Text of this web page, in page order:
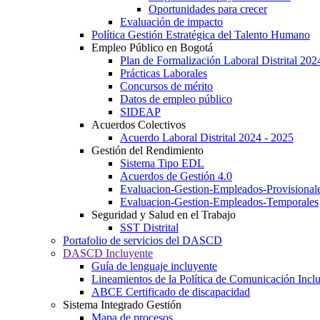
Oportunidades para crecer
Evaluación de impacto
Política Gestión Estratégica del Talento Humano
Empleo Público en Bogotá
Plan de Formalización Laboral Distrital
Prácticas Laborales
Concursos de mérito
Datos de empleo público
SIDEAP
Acuerdos Colectivos
Acuerdo Laboral Distrital 2024 - 2025
Gestión del Rendimiento
Sistema Tipo EDL
Acuerdos de Gestión 4.0
Evaluacion-Gestion-Empleados-
Evaluacion-Gestion-Empleados-Temporales
Seguridad y Salud en el Trabajo
SST Distrital
Portafolio de servicios del DASCD
DASCD Incluyente
Guía de lenguaje incluyente
Lineamientos de la Política de Comunicación
ABCE Certificado de discapacidad
Sistema Integrado Gestión
Mapa de procesos